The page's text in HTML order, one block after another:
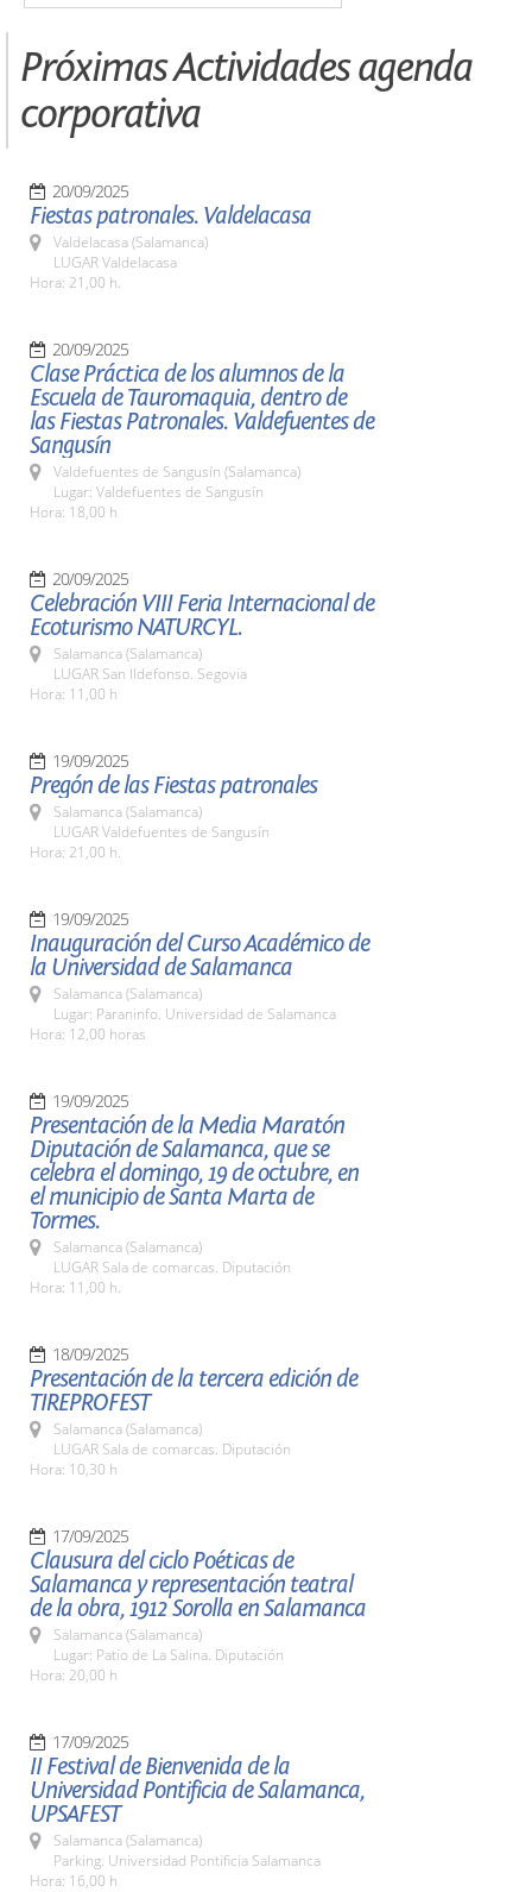
Próximas Actividades agenda
corporativa
20/09/2025
Fiestas patronales. Valdelacasa
Valdelacasa (Salamanca)
LUGAR Valdelacasa
Hora: 21,00 h.
20/09/2025
Clase Práctica de los alumnos de la
Escuela de Tauromaquia, dentro de
las Fiestas Patronales. Valdefuentes de
Sangusín
Valdefuentes de Sangusín (Salamanca)
Lugar: Valdefuentes de Sangusín
Hora: 18,00 h
20/09/2025
Celebración VIII Feria Internacional de
Ecoturismo NATURCYL.
Salamanca (Salamanca)
LUGAR San Ildefonso. Segovia
Hora: 11,00 h
19/09/2025
Pregón de las Fiestas patronales
Salamanca (Salamanca)
LUGAR Valdefuentes de Sangusín
Hora: 21,00 h.
19/09/2025
Inauguración del Curso Académico de
la Universidad de Salamanca
Salamanca (Salamanca)
Lugar: Paraninfo. Universidad de Salamanca
Hora: 12,00 horas
19/09/2025
Presentación de la Media Maratón
Diputación de Salamanca, que se
celebra el domingo, 19 de octubre, en
el municipio de Santa Marta de
Tormes.
Salamanca (Salamanca)
LUGAR Sala de comarcas. Diputación
Hora: 11,00 h.
18/09/2025
Presentación de la tercera edición de
TIREPROFEST
Salamanca (Salamanca)
LUGAR Sala de comarcas. Diputación
Hora: 10,30 h
17/09/2025
Clausura del ciclo Poéticas de
Salamanca y representación teatral
de la obra, 1912 Sorolla en Salamanca
Salamanca (Salamanca)
Lugar: Patio de La Salina. Diputación
Hora: 20,00 h
17/09/2025
II Festival de Bienvenida de la
Universidad Pontificia de Salamanca,
UPSAFEST
Salamanca (Salamanca)
Parking. Universidad Pontificia Salamanca
Hora: 16,00 h